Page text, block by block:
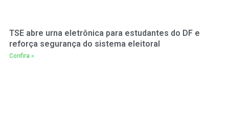
TSE abre urna eletrônica para estudantes do DF e
reforça segurança do sistema eleitoral
Confira »